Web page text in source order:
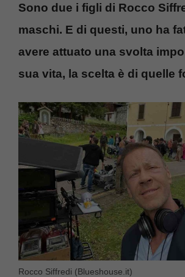
Sono due i figli di Rocco
maschi. E di questi, uno ha
avere attuato una svolta
sua vita, la scelta è di quelle
Rocco Siffredi (Blueshouse.it)